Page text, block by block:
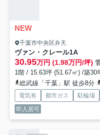
NEW
千葉市中央区弁天
ヴァン・クレール1A
30.95万円 (1.98万円/坪)
1階 / 15.63坪 (51.67㎡) /築30
総武線「千葉」駅 徒歩8分
電気有 都市ガス 駐輪場
即入居可